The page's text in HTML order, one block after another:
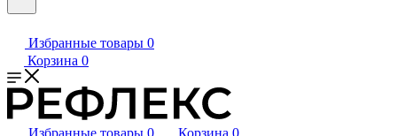
Избранные товары 0
Корзина 0
Избранные товары 0 Корзина 0